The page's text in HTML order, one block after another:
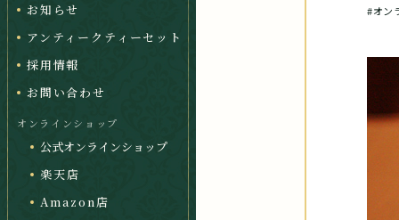
お知らせ
アンティークティーセット
採用情報
お問い合わせ
オンラインショップ
公式オンラインショップ
楽天店
Amazon店
#オン